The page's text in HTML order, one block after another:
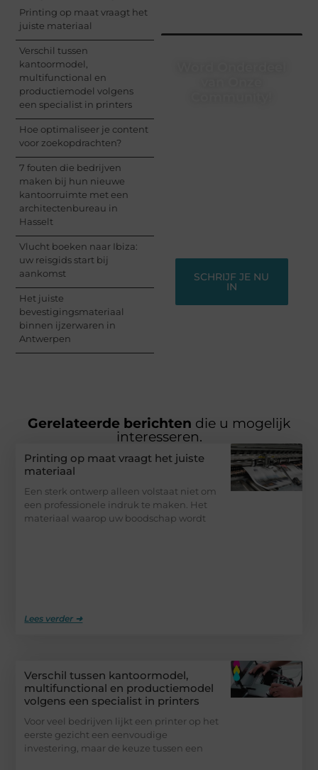
Printing op maat vraagt het
juiste materiaal
Verschil tussen
kantoormodel,
multifunctional en
productiemodel volgens
een specialist in printers
Hoe optimaliseer je content
voor zoekopdrachten?
7 fouten die bedrijven
maken bij hun nieuwe
kantoorruimte met een
architectenbureau in
Hasselt
Vlucht boeken naar Ibiza:
uw reisgids start bij
aankomst
Het juiste
bevestigingsmateriaal
binnen ijzerwaren in
Antwerpen
SCHRIJF JE NU
IN
Gerelateerde berichten die u mogelijk
interesseren.
Printing op maat vraagt het juiste
materiaal
Een sterk ontwerp alleen volstaat niet om
een professionele indruk te maken. Het
materiaal waarop uw boodschap wordt
Lees verder ➜
Verschil tussen kantoormodel,
multifunctional en productiemodel
volgens een specialist in printers
Voor veel bedrijven lijkt een printer op het
eerste gezicht een eenvoudige
investering, maar de keuze tussen een